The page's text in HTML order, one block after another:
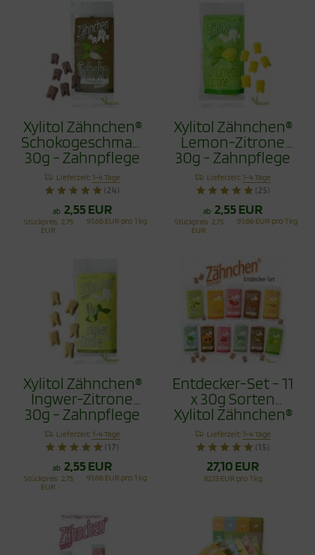
Xylitol Zähnchen®
Schokogeschmack
30g - Zahnpflege
Bonbons
Lieferzeit:1-4 Tage
(24)
ab 2,55 EUR
Stückpreis 2,75
EUR
91,66 EUR pro 1 kg
Xylitol Zähnchen®
Lemon-Zitrone
30g - Zahnpflege
Bonbons
Lieferzeit:1-4 Tage
(25)
ab 2,55 EUR
Stückpreis 2,75
EUR
91,66 EUR pro 1 kg
Xylitol Zähnchen®
Ingwer-Zitrone
30g - Zahnpflege
Bonbons
Lieferzeit:1-4 Tage
(17)
ab 2,55 EUR
Stückpreis 2,75
EUR
91,66 EUR pro 1 kg
Entdecker-Set - 11
x 30g Sorten
Xylitol Zähnchen®
330g
Lieferzeit:1-4 Tage
(15)
27,10 EUR
82,13 EUR pro 1 kg